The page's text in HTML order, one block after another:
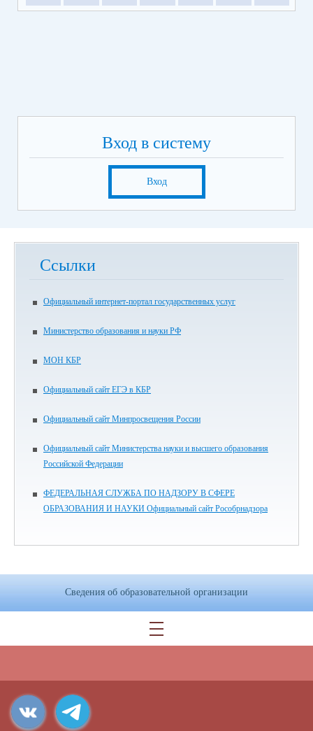
Вход в систему
Вход
Ссылки
Официальный интернет-портал государственных услуг
Министерство образования и науки РФ
МОН КБР
Официальный сайт ЕГЭ в КБР
Официальный сайт Минпросвещения России
Официальный сайт Министерства науки и высшего образования
Российской Федерации
ФЕДЕРАЛЬНАЯ СЛУЖБА ПО НАДЗОРУ В СФЕРЕ
ОБРАЗОВАНИЯ И НАУКИ Официальный сайт Рособрнадзора
Сведения об образовательной организации